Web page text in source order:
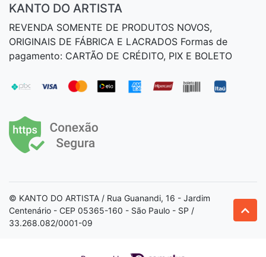
KANTO DO ARTISTA
REVENDA SOMENTE DE PRODUTOS NOVOS,
ORIGINAIS DE FÁBRICA E LACRADOS Formas de
pagamento: CARTÃO DE CRÉDITO, PIX E BOLETO
© KANTO DO ARTISTA / Rua Guanandi, 16 - Jardim
Centenário - CEP 05365-160 - São Paulo - SP /
33.268.082/0001-09